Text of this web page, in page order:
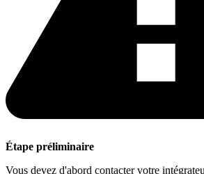
Étape préliminaire
Vous devez d'abord contacter votre